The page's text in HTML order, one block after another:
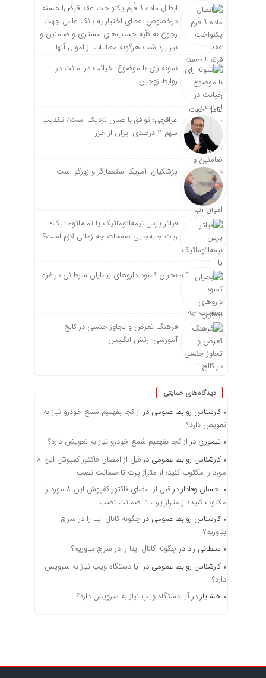
ابطال ماده ۹ فُرم یکنواخت عقد قرض‌الحسنه
درخصوص اعطای اختیار به بانک عامل جهت
رجوع به کلّیه حساب‌های مشتری و ضامنین و
نیز برداشت هرگونه مطالبات از اموال آنها
نمونه رای با موضوع: خیانت در امانت در
روابط زوجین
عراقچی: توافق با عمان نزدیک است/ تکذیب
سهم ۱۱ درصدی ایران از خزر
پزشکیان: آمریکا استعمارگر و زورگو است
فیلتر پرس نیمه‌اتوماتیک یا تمام‌اتوماتیک؛
ربات جابه‌جایی صفحات چه زمانی لازم است؟
بحران کمبود دارو‌های بیماران سرطانی در غزه
فرهنگ تعرض و تجاوز جنسی در کالج
آموزشی ارتش انگلیس
دیدگاه‌های حمایتی
کارشناس روابط عمومی در از کجا بفهمیم شمع خودرو نیاز به
تعویض دارد؟
تیموری در از کجا بفهمیم شمع خودرو نیاز به تعویض دارد؟
کارشناس روابط عمومی در
قبل از امضای فاکتور کفپوش این ۸
مورد را مکتوب کنید؛ از متراژ پرت تا ضمانت نصب
احسان وفادار در
قبل از امضای فاکتور کفپوش این ۸ مورد را
مکتوب کنید؛ از متراژ پرت تا ضمانت نصب
کارشناس روابط عمومی در چگونه کانال ایتا را در سرچ
بیاوریم؟
سلطانی راد در چگونه کانال ایتا را در سرچ بیاوریم؟
کارشناس روابط عمومی در آیا دستگاه ویپ نیاز به سرویس
دارد؟
خشایار در آیا دستگاه ویپ نیاز به سرویس دارد؟